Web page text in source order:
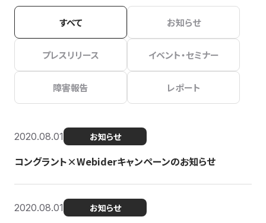
すべて お知らせ
プレスリリース イベント・セミナー
障害報告 レポート
2020.08.01 お知らせ
コングラント×Webiderキャンペーンのお知らせ
2020.08.01 お知らせ